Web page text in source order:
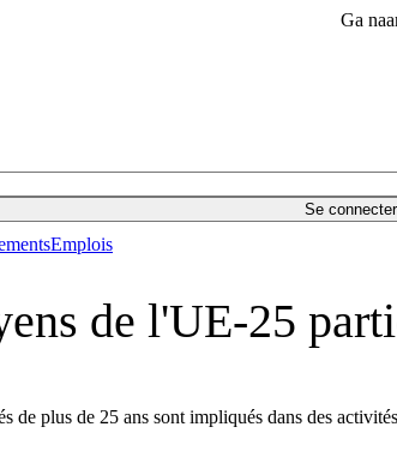
Ga
Se connecter
Emplois
de l'UE-25
de plus de 25 ans sont impliqués dans des